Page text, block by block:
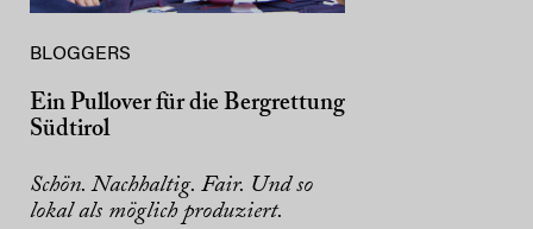
BLOGGERS
Ein Pullover für die Bergrettung
Südtirol
Schön. Nachhaltig. Fair. Und so
lokal als möglich produziert.